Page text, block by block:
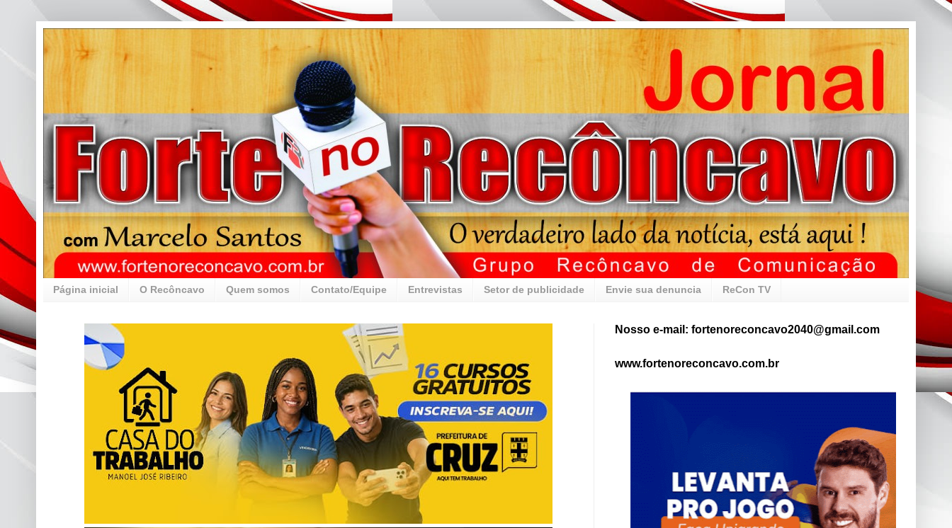
Página inicial O Recôncavo Quem somos Contato/Equipe Entrevistas Setor de publicidade Envie sua denuncia ReCon TV
Nosso e-mail: fortenoreconcavo2040@gmail.com
www.fortenoreconcavo.com.br